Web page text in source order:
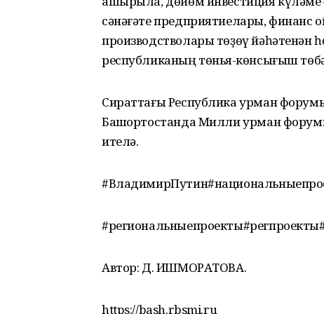
сәнәғәте предприятиелары,
производстволары төҙөү
республиканың төньяҡ-көнсығыш
Сираттағы Республика урман
Башҡортостанда Милли урман
ителә.
Автор: Д. ИШМОРАТОВА.
https://bash.rbsmi.ru